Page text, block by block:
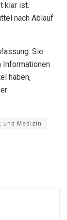
klar ist.
nach Ablauf
Sie
Informationen
haben,
und Medizin